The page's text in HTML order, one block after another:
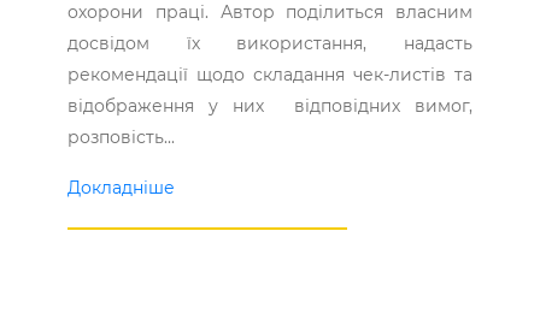
охорони праці. Автор поділиться власним
досвідом їх використання, надасть
рекомендації щодо складання чек-листів та
відображення у них відповідних вимог,
розповість...
Докладніше